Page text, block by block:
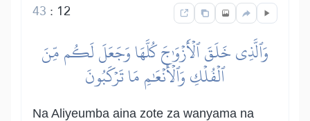
12
:
43
وَٱلَّذِي خَلَقَ ٱلۡأَزۡوَٰجَ كُلَّهَا وَجَعَلَ لَكُم مِّنَ
ٱلۡفُلۡكِ وَٱلۡأَنۡعَٰمِ مَا تَرۡكَبُونَ
Na Aliyeumba aina zote za wanyama na